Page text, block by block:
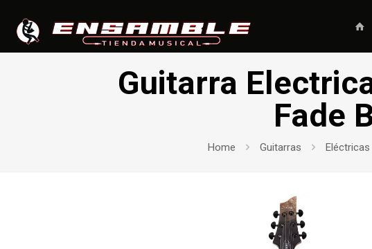
Guitarra
Fade
Home Guitarras Eléctricas